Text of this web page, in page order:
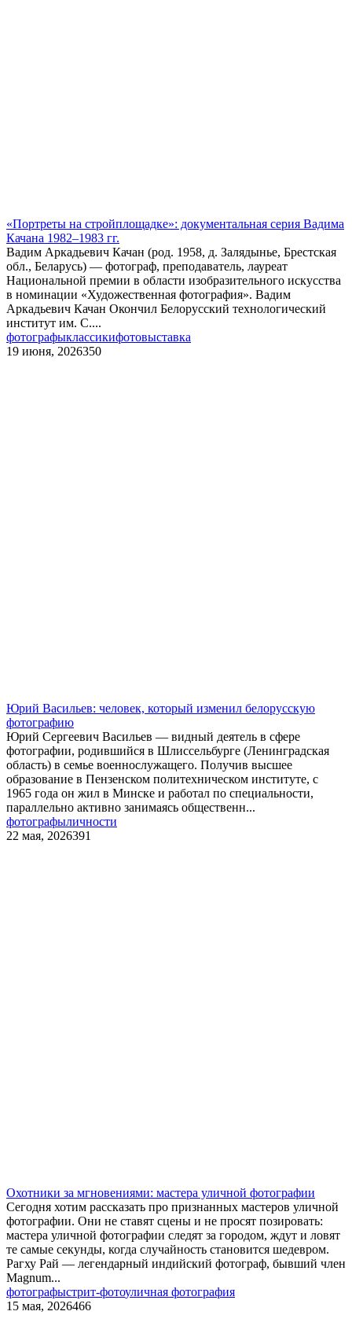
«Портреты на стройплощадке»: документальная серия Вадима
Качана 1982–1983 гг.
Вадим Аркадьевич Качан (род. 1958, д. Залядынье, Брестская
обл., Беларусь) — фотограф, преподаватель, лауреат
Национальной премии в области изобразительного искусства
в номинации «Художественная фотография». Вадим
Аркадьевич Качан Окончил Белорусский технологический
институт им. С....
фотографыклассикифотовыставка
19 июня, 2026350
Юрий Васильев: человек, который изменил белорусскую
фотографию
Юрий Сергеевич Васильев — видный деятель в сфере
фотографии, родившийся в Шлиссельбурге (Ленинградская
область) в семье военнослужащего. Получив высшее
образование в Пензенском политехническом институте, с
1965 года он жил в Минске и работал по специальности,
параллельно активно занимаясь общественн...
фотографыличности
22 мая, 2026391
Охотники за мгновениями: мастера уличной фотографии
Сегодня хотим рассказать про признанных мастеров уличной
фотографии. Они не ставят сцены и не просят позировать:
мастера уличной фотографии следят за городом, ждут и ловят
те самые секунды, когда случайность становится шедевром.
Рагху Рай — легендарный индийский фотограф, бывший член
Magnum...
фотографыстрит-фотоуличная фотография
15 мая, 2026466